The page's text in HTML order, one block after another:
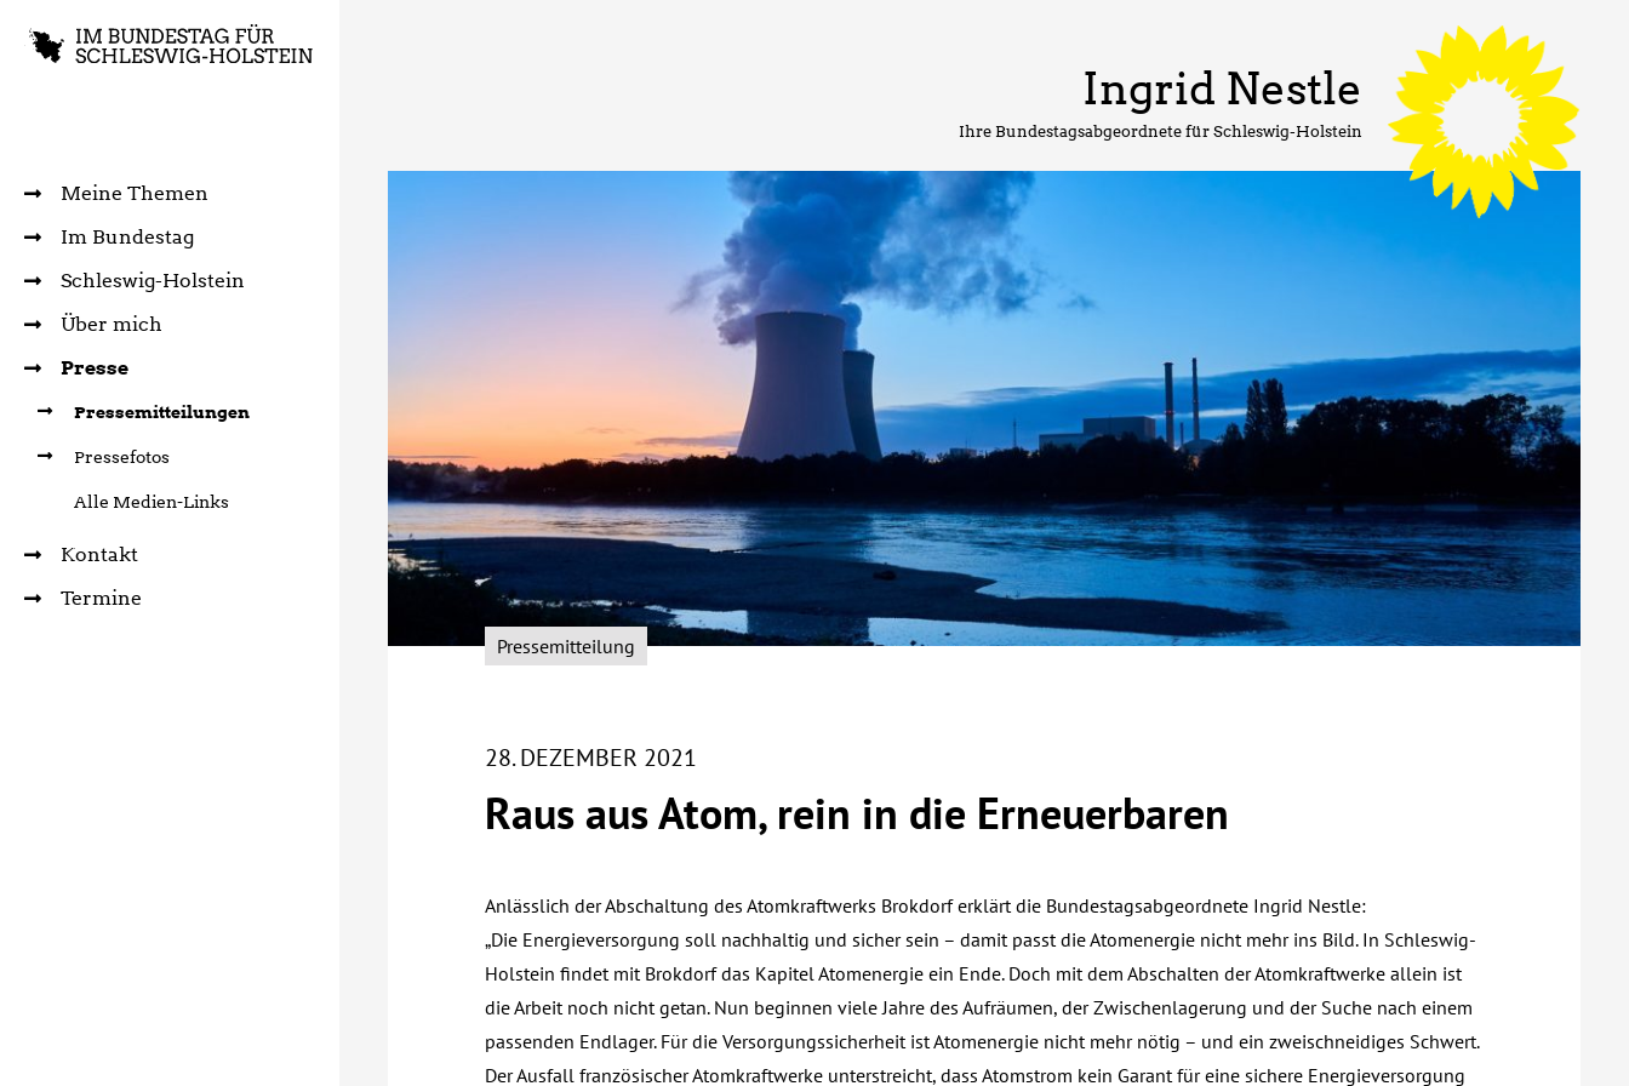
Meine Themen
Im Bundestag
Schleswig-Holstein
Über mich
Presse
Pressemitteilungen
Pressefotos
Alle Medien-Links
Kontakt
Termine
Ingrid Nestle
Ihre Bundestagsabgeordnete für Schleswig-Holstein
Pressemitteilung
28. DEZEMBER 2021
Raus aus Atom, rein in die Erneuerbaren
Anlässlich der Abschaltung des Atomkraftwerks Brokdorf erklärt die Bundestagsabgeordnete Ingrid Nestle:
„Die Energieversorgung soll nachhaltig und sicher sein – damit passt die Atomenergie nicht mehr ins Bild. In Schleswig-
Holstein findet mit Brokdorf das Kapitel Atomenergie ein Ende. Doch mit dem Abschalten der Atomkraftwerke allein ist
die Arbeit noch nicht getan. Nun beginnen viele Jahre des Aufräumen, der Zwischenlagerung und der Suche nach einem
passenden Endlager. Für die Versorgungssicherheit ist Atomenergie nicht mehr nötig – und ein zweischneidiges Schwert.
Der Ausfall französischer Atomkraftwerke unterstreicht, dass Atomstrom kein Garant für eine sichere Energieversorgung